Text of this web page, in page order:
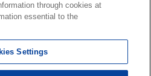
載、その他不動産業務ソリューシ
のお問合せはこちら
through cookies at
essential to the
Settings